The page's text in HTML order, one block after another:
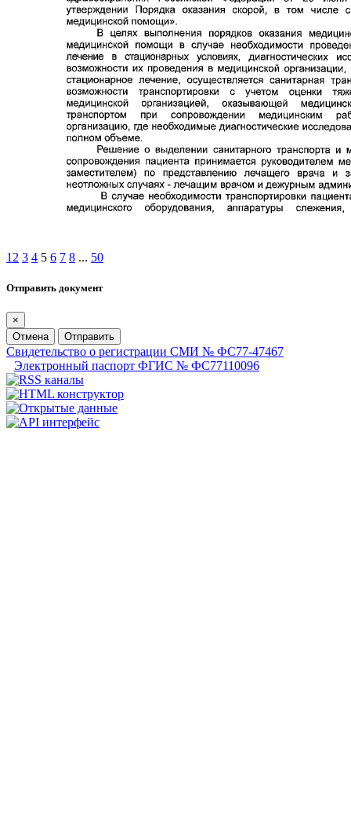
1 2 3 4 5 6 7 8 ... 50
Отправить документ
×
Отмена
Отправить
Свидетельство о регистрации СМИ № ФС77-47467
Электронный паспорт ФГИС № ФС77110096